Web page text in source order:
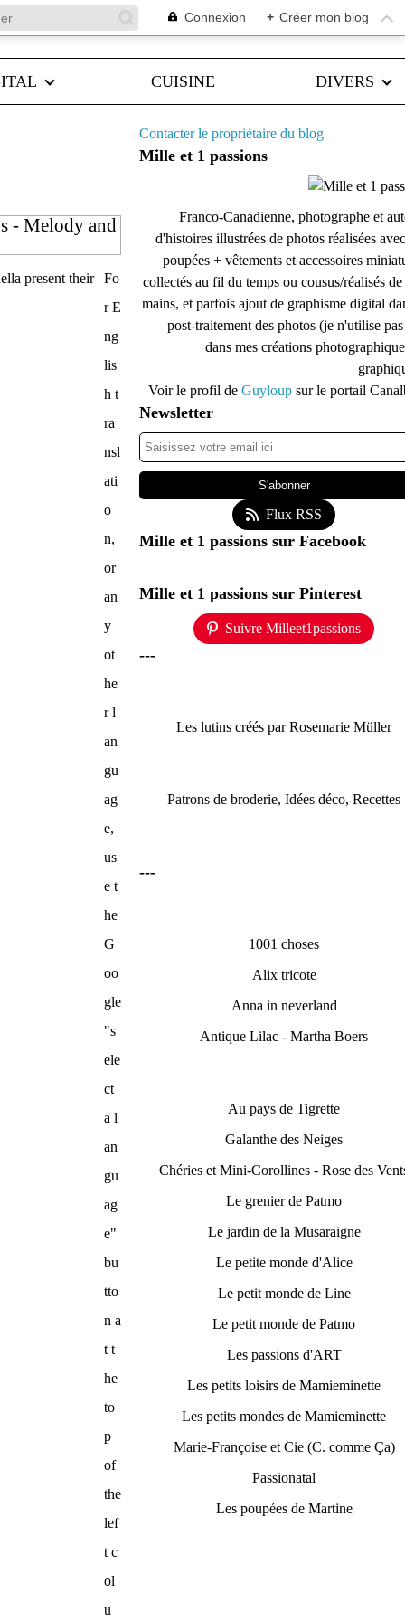
Connexion + Créer mon blog
CUISINE DIVERS
- Melody and
Fo
r E
ng
lis
h t
ra
nsl
ati
o
n,
or
an
y
ot
he
r l
an
gu
ag
e,
us
e t
he
G
oo
gle
"s
ele
ct
a l
an
gu
ag
e"
bu
tto
n a
t t
he
to
p
of
the
lef
t c
ol
u
Contacter le propriétaire du blog
Mille et 1 passions
Franco-Canadienne, photographe et
d'histoires illustrées de photos réalisées
poupées + vêtements et accessoires
collectés au fil du temps ou cousus/réalisés de
mains, et parfois ajout de graphisme digital
post-traitement des photos (je n'utilise
dans mes créations
Voir le profil de Guyloup sur le portail
Newsletter
Flux RSS
Mille et 1 passions sur Facebook
Mille et 1 passions sur Pinterest
Suivre Milleet1passions
---
Les lutins créés par Rosemarie Müller
Patrons de broderie, Idées déco, Recettes
---
1001 choses
Alix tricote
Anna in neverland
Antique Lilac - Martha Boers
Au pays de Tigrette
Galanthe des Neiges
Chéries et Mini-Corollines - Rose des
Le grenier de Patmo
Le jardin de la Musaraigne
Le petite monde d'Alice
Le petit monde de Line
Le petit monde de Patmo
Les passions d'ART
Les petits loisirs de Mamieminette
Les petits mondes de Mamieminette
Marie-Françoise et Cie (C. comme Ça)
Passionatal
Les poupées de Martine